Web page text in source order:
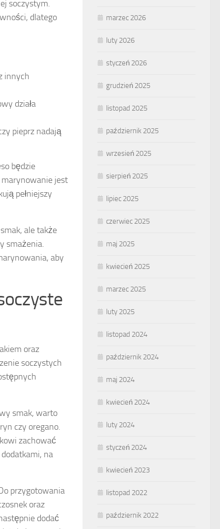
soczystym.
dlatego
innych
działa
pieprz nadają
będzie
marynowanie jest
pełniejszy
ale także
smażenia.
aby
oraz
soczystych
smak, warto
czy oregano.
zachować
na
przygotowania
oraz
dodać
marzec 2026
luty 2026
styczeń 2026
grudzień 2025
listopad 2025
październik 2025
wrzesień 2025
sierpień 2025
lipiec 2025
czerwiec 2025
maj 2025
kwiecień 2025
marzec 2025
luty 2025
listopad 2024
październik 2024
maj 2024
kwiecień 2024
luty 2024
styczeń 2024
kwiecień 2023
listopad 2022
październik 2022